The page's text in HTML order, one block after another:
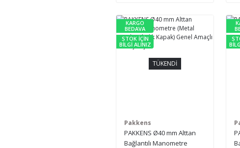
TÜKENDİ
KARGO
BEDAVA
STOK İÇİN
BİLGİ ALINIZ
Pakkens
PAKKENS Ø40 mm Alttan
Bağlantılı Manometre